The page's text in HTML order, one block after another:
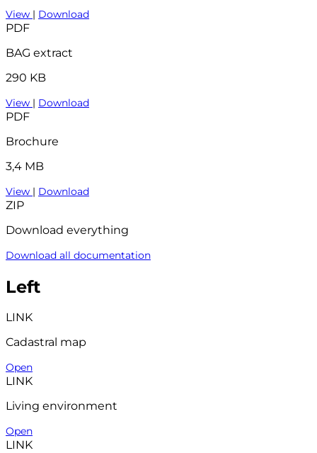
View | Download
PDF
BAG extract
290 KB
View | Download
PDF
Brochure
3,4 MB
View | Download
ZIP
Download everything
Download all documentation
Left
LINK
Cadastral map
Open
LINK
Living environment
Open
LINK